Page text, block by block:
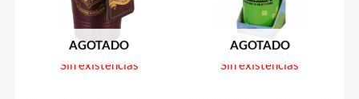
AGOTADO
Sin existencias
AGOTADO
Sin existencias